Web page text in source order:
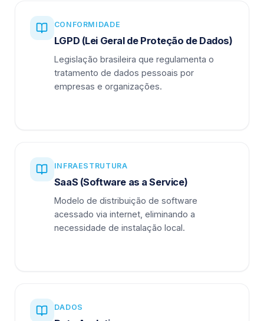
CONFORMIDADE
LGPD (Lei Geral de Proteção de Dados)
Legislação brasileira que regulamenta o
tratamento de dados pessoais por
empresas e organizações.
INFRAESTRUTURA
SaaS (Software as a Service)
Modelo de distribuição de software
acessado via internet, eliminando a
necessidade de instalação local.
DADOS